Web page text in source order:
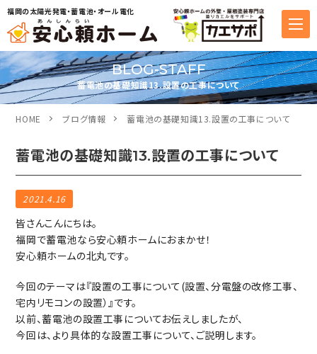
福岡の太陽光発電・蓄電池・オール電化
BLOG-STAFF
蓄電池の基礎知識13.設置の工事について
HOME ブログ情報 蓄電池の基礎知識13.設置の工事について
蓄電池の基礎知識13.設置の工事について
2021.4.16
皆さんこんにちは。
福岡で蓄電池なら安心頼ホームにおまかせ！
安心頼ホームの北丸です。
今回のテーマは『設置の工事について(設置、分電盤の改修工事、
宅内リモコンの設置）』です。
以前、蓄電池の設置工事についてお伝えしましたが、
今回は、より具体的な設置工事について、ご説明します。